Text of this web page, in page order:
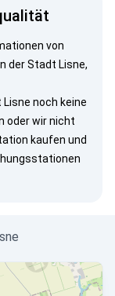
von
der Stadt Lisne,
noch keine
oder wir nicht
kaufen und